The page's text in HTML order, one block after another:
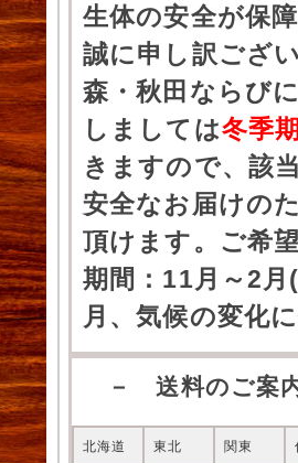
生体の安全が保
誠に申し訳ござ
森・秋田ならび
しましては冬季
きますので、該
安全なお届けの
頂けます。ご希
期間：11月～2
月、気候の変化
－ 送料のご案
北海道 東北 関東